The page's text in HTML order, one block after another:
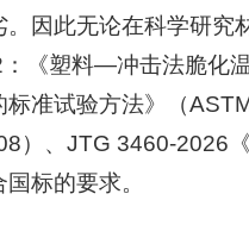
因此无论在科学研究
：《塑料—冲击法脆化
准试验方法》（
）、 JTG 3460-2026
标的要求。